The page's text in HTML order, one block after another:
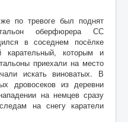
по тревоге был поднят
оберфюрера СС
в соседнем посёлке
которым и
приехали на место
искать виноватых. В
дровосеков из деревни
на немцев сразу
на снегу каратели